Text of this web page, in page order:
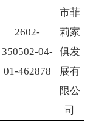
2602-
350502-04-
01-462878
市菲
莉家
俱发
展有
限公
司